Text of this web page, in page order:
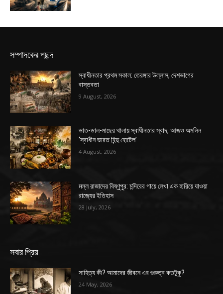
সম্পাদকের পছন্দ
স্বাধীনতার প্রথম সকাল: তেরঙ্গার উল্লাস, দেশভাগের
বাস্তবতা
9 August, 2026
ভাত-ডাল-মাছের থালায় স্বাধীনতার স্বাদ, আজও অমলিন
‘স্বাধীন ভারত হিন্দু হোটেল’
4 August, 2026
মল্ল রাজাদের বিষ্ণুপুর: মন্দিরের গায়ে লেখা এক হারিয়ে যাওয়া
রাজ্যের ইতিহাস
28 July, 2026
সবার প্রিয়
সাহিত্য কী? আমাদের জীবনে এর গুরুত্ব কতটুকু?
24 May, 2026